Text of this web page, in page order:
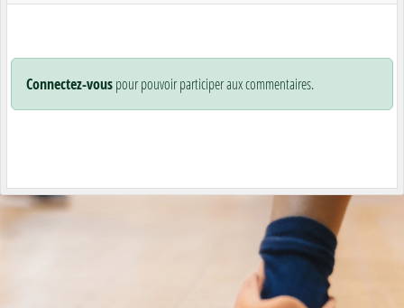
Connectez-vouspour pouvoir participer aux commentaires.